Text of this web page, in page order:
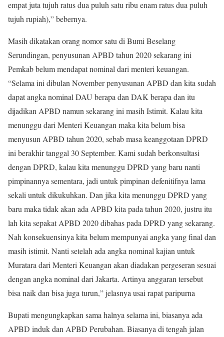
empat juta tujuh ratus dua puluh satu ribu enam ratus dua puluh
tujuh rupiah),” bebernya.
Masih dikatakan orang nomor satu di Bumi Beselang
Serundingan, penyusunan APBD tahun 2020 sekarang ini
Pemkab belum mendapat nominal dari menteri keuangan.
“Selama ini dibulan November penyusunan APBD dan kita sudah
dapat angka nominal DAU berapa dan DAK berapa dan itu
dijadikan APBD namun sekarang ini masih Istimit. Kalau kita
menunggu dari Menteri Keuangan maka kita belum bisa
menyusun APBD tahun 2020, sebab masa keanggotaan DPRD
ini berakhir tanggal 30 September. Kami sudah berkonsultasi
dengan DPRD, kalau kita menunggu DPRD yang baru nanti
pimpinannya sementara, jadi untuk pimpinan defenitifnya lama
sekali untuk dikukuhkan. Dan jika kita menunggu DPRD yang
baru maka tidak akan ada APBD kita pada tahun 2020, justru itu
lah kita sepakat APBD 2020 dibahas pada DPRD yang sekarang.
Nah konsekuensinya kita belum mempunyai angka yang final dan
masih istimit. Nanti setelah ada angka nominal kajian untuk
Muratara dari Menteri Keuangan akan diadakan pergeseran sesuai
dengan angka nominal dari Jakarta. Artinya anggaran tersebut
bisa naik dan bisa juga turun,” jelasnya usai rapat paripurna
Bupati mengungkapkan sama halnya selama ini, biasanya ada
APBD induk dan APBD Perubahan. Biasanya di tengah jalan